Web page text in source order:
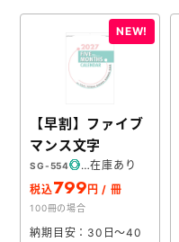
【早割】ファイブ
マンス文字
SG-554
在庫あり
税込799 円 / 冊
100冊の場合
納期目安：30日～40